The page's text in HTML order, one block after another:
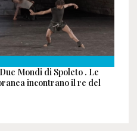
Mondi di Spoleto . Le
incontrano il re del